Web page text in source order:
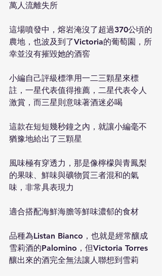
萬人流離失所
這場噴發中，熔岩淹沒了超過370公頃的
農地，也波及到了Victoria的葡萄園，所
幸並沒有摧毀她的酒窖
小編自己評級標準用一二三顆星來標
註，一星代表值得推薦，二星代表令人
激賞，而三星則意味著酒迷必喝
這款在短短幾秒鐘之內，就讓小編毫不
猶豫地給出了三顆星
風味極有穿透力，那是像檸檬與青鳳梨
的果味、鮮味與礦物質三者混和的氣
味，非常具表現力
適合搭配海鮮海膽等鮮味濃郁的食材
品種為Listan Bianco，也就是經常釀成
雪莉酒的Palomino，但Victoria Torres
釀出來的酒完全無法讓人聯想到雪莉